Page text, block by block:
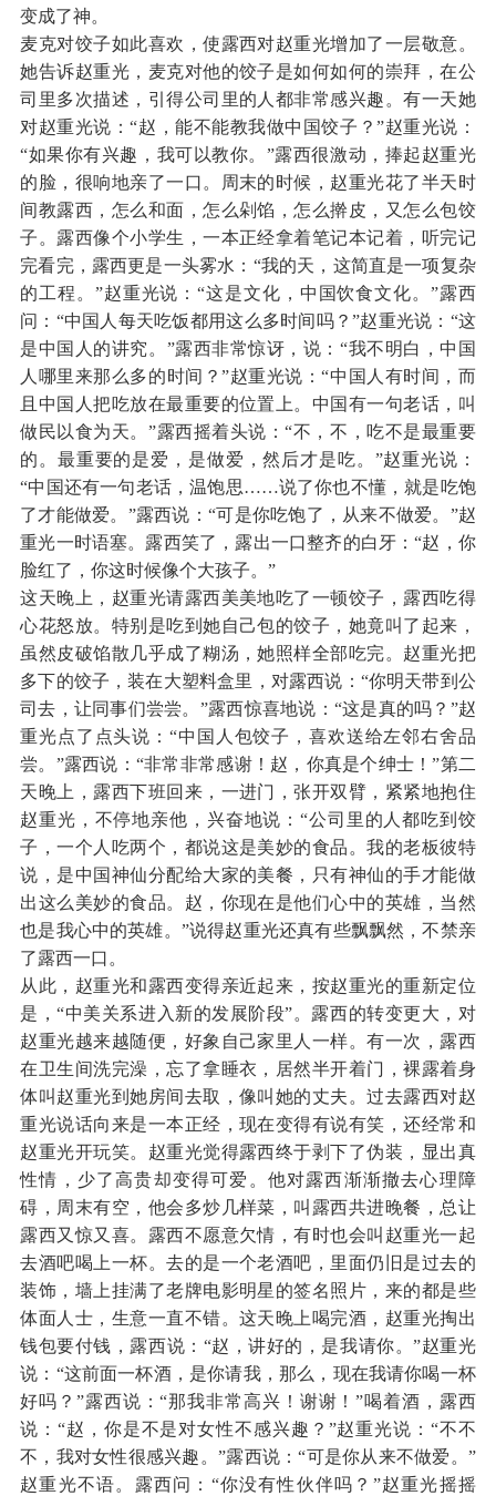
变成了神。
麦克对饺子如此喜欢，使露西对赵重光增加了一层敬意。
她告诉赵重光，麦克对他的饺子是如何如何的崇拜，在公
司里多次描述，引得公司里的人都非常感兴趣。有一天她
对赵重光说：“赵，能不能教我做中国饺子？”赵重光说：
“如果你有兴趣，我可以教你。”露西很激动，捧起赵重光
的脸，很响地亲了一口。周末的时候，赵重光花了半天时
间教露西，怎么和面，怎么剁馅，怎么擀皮，又怎么包饺
子。露西像个小学生，一本正经拿着笔记本记着，听完记
完看完，露西更是一头雾水：“我的天，这简直是一项复杂
的工程。”赵重光说：“这是文化，中国饮食文化。”露西
问：“中国人每天吃饭都用这么多时间吗？”赵重光说：“这
是中国人的讲究。”露西非常惊讶，说：“我不明白，中国
人哪里来那么多的时间？”赵重光说：“中国人有时间，而
且中国人把吃放在最重要的位置上。中国有一句老话，叫
做民以食为天。”露西摇着头说：“不，不，吃不是最重要
的。最重要的是爱，是做爱，然后才是吃。”赵重光说：
“中国还有一句老话，温饱思……说了你也不懂，就是吃饱
了才能做爱。”露西说：“可是你吃饱了，从来不做爱。”赵
重光一时语塞。露西笑了，露出一口整齐的白牙：“赵，你
脸红了，你这时候像个大孩子。”
这天晚上，赵重光请露西美美地吃了一顿饺子，露西吃得
心花怒放。特别是吃到她自己包的饺子，她竟叫了起来，
虽然皮破馅散几乎成了糊汤，她照样全部吃完。赵重光把
多下的饺子，装在大塑料盒里，对露西说：“你明天带到公
司去，让同事们尝尝。”露西惊喜地说：“这是真的吗？”赵
重光点了点头说：“中国人包饺子，喜欢送给左邻右舍品
尝。”露西说：“非常非常感谢！赵，你真是个绅士！”第二
天晚上，露西下班回来，一进门，张开双臂，紧紧地抱住
赵重光，不停地亲他，兴奋地说：“公司里的人都吃到饺
子，一个人吃两个，都说这是美妙的食品。我的老板彼特
说，是中国神仙分配给大家的美餐，只有神仙的手才能做
出这么美妙的食品。赵，你现在是他们心中的英雄，当然
也是我心中的英雄。”说得赵重光还真有些飘飘然，不禁亲
了露西一口。
从此，赵重光和露西变得亲近起来，按赵重光的重新定位
是，“中美关系进入新的发展阶段”。露西的转变更大，对
赵重光越来越随便，好象自己家里人一样。有一次，露西
在卫生间洗完澡，忘了拿睡衣，居然半开着门，裸露着身
体叫赵重光到她房间去取，像叫她的丈夫。过去露西对赵
重光说话向来是一本正经，现在变得有说有笑，还经常和
赵重光开玩笑。赵重光觉得露西终于剥下了伪装，显出真
性情，少了高贵却变得可爱。他对露西渐渐撤去心理障
碍，周末有空，他会多炒几样菜，叫露西共进晚餐，总让
露西又惊又喜。露西不愿意欠情，有时也会叫赵重光一起
去酒吧喝上一杯。去的是一个老酒吧，里面仍旧是过去的
装饰，墙上挂满了老牌电影明星的签名照片，来的都是些
体面人士，生意一直不错。这天晚上喝完酒，赵重光掏出
钱包要付钱，露西说：“赵，讲好的，是我请你。”赵重光
说：“这前面一杯酒，是你请我，那么，现在我请你喝一杯
好吗？”露西说：“那我非常高兴！谢谢！”喝着酒，露西
说：“赵，你是不是对女性不感兴趣？”赵重光说：“不不
不，我对女性很感兴趣。”露西说：“可是你从来不做爱。”
赵重光不语。露西问：“你没有性伙伴吗？”赵重光摇摇